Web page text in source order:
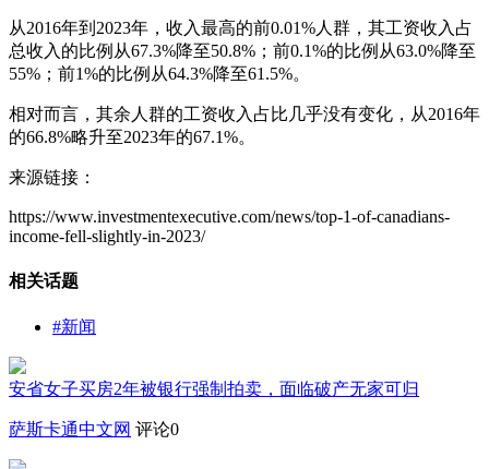
从2016年到2023年，收入最高的前0.01%人群，其工资收入占
总收入的比例从67.3%降至50.8%；前0.1%的比例从63.0%降至
55%；前1%的比例从64.3%降至61.5%。
相对而言，其余人群的工资收入占比几乎没有变化，从2016年
的66.8%略升至2023年的67.1%。
来源链接：
https://www.investmentexecutive.com/news/top-1-of-canadians-
income-fell-slightly-in-2023/
相关话题
#新闻
安省女子买房2年被银行强制拍卖，面临破产无家可归
萨斯卡通中文网 评论0